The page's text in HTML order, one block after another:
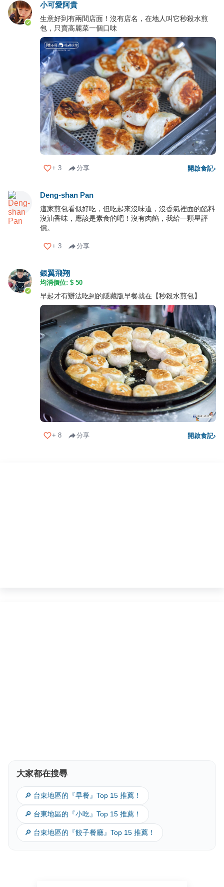
小可愛阿貴
生意好到有兩間店面！沒有店名，在地人叫它秒殺水煎
包，只賣高麗菜一個口味
+ 3 分享 開啟食記›
Deng-shan Pan
這家煎包看似好吃，但吃起來沒味道，沒香氣裡面的餡料
沒油香味，應該是素食的吧！沒有肉餡，我給一顆星評
價。
+ 3 分享
銀翼飛翔
均消價位: $ 50
早起才有辦法吃到的隱藏版早餐就在【秒殺水煎包】
+ 8 分享 開啟食記›
大家都在搜尋
🔎 台東地區的『早餐』Top 15 推薦！
🔎 台東地區的『小吃』Top 15 推薦！
🔎 台東地區的『餃子餐廳』Top 15 推薦！